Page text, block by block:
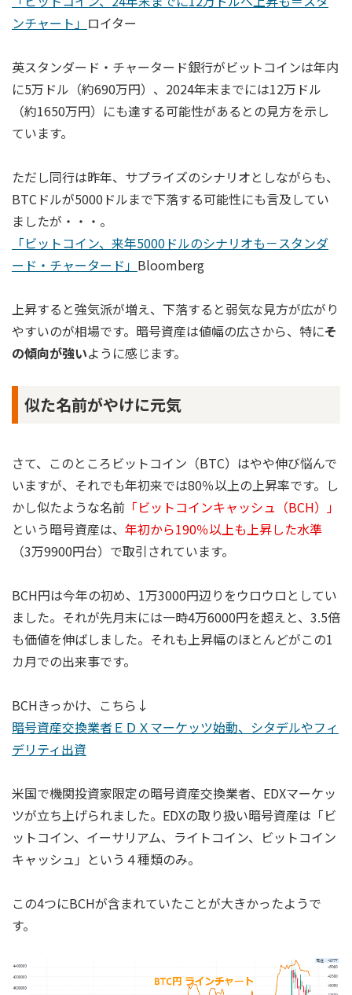
ンチャート」 ロイター
英スタンダード・チャータード銀行がビットコインは年内
に5万ドル（約690万円）、2024年末までには12万ドル
（約1650万円）にも達する可能性があるとの見方を示し
ています。
ただし同行は昨年、サプライズのシナリオとしながらも、
BTCドルが5000ドルまで下落する可能性にも言及してい
ましたが・・・。
「ビットコイン、来年5000ドルのシナリオも－スタンダ
ード・チャータード」 Bloomberg
上昇すると強気派が増え、下落すると弱気な見方が広がり
やすいのが相場です。暗号資産は値幅の広さから、特にそ
の傾向が強いように感じます。
似た名前がやけに元気
さて、このところビットコイン（BTC）はやや伸び悩んで
いますが、それでも年初来では80％以上の上昇率です。し
かし似たような名前 「ビットコインキャッシュ（BCH）」
という暗号資産は、 年初から190％以上も上昇した水準
（3万9900円台）で取引されています。
BCH円は今年の初め、1万3000円辺りをウロウロとしてい
ました。それが先月末には一時4万6000円を超えと、3.5倍
も価値を伸ばしました。それも上昇幅のほとんどがこの1
カ月での出来事です。
BCHきっかけ、こちら↓
暗号資産交換業者ＥＤＸマーケッツ始動、シタデルやフィ
デリティ出資
米国で機関投資家限定の暗号資産交換業者、EDXマーケッ
ツが立ち上げられました。EDXの取り扱い暗号資産は「ビ
ットコイン、イーサリアム、ライトコイン、ビットコイン
キャッシュ」という４種類のみ。
この4つにBCHが含まれていたことが大きかったようで
す。